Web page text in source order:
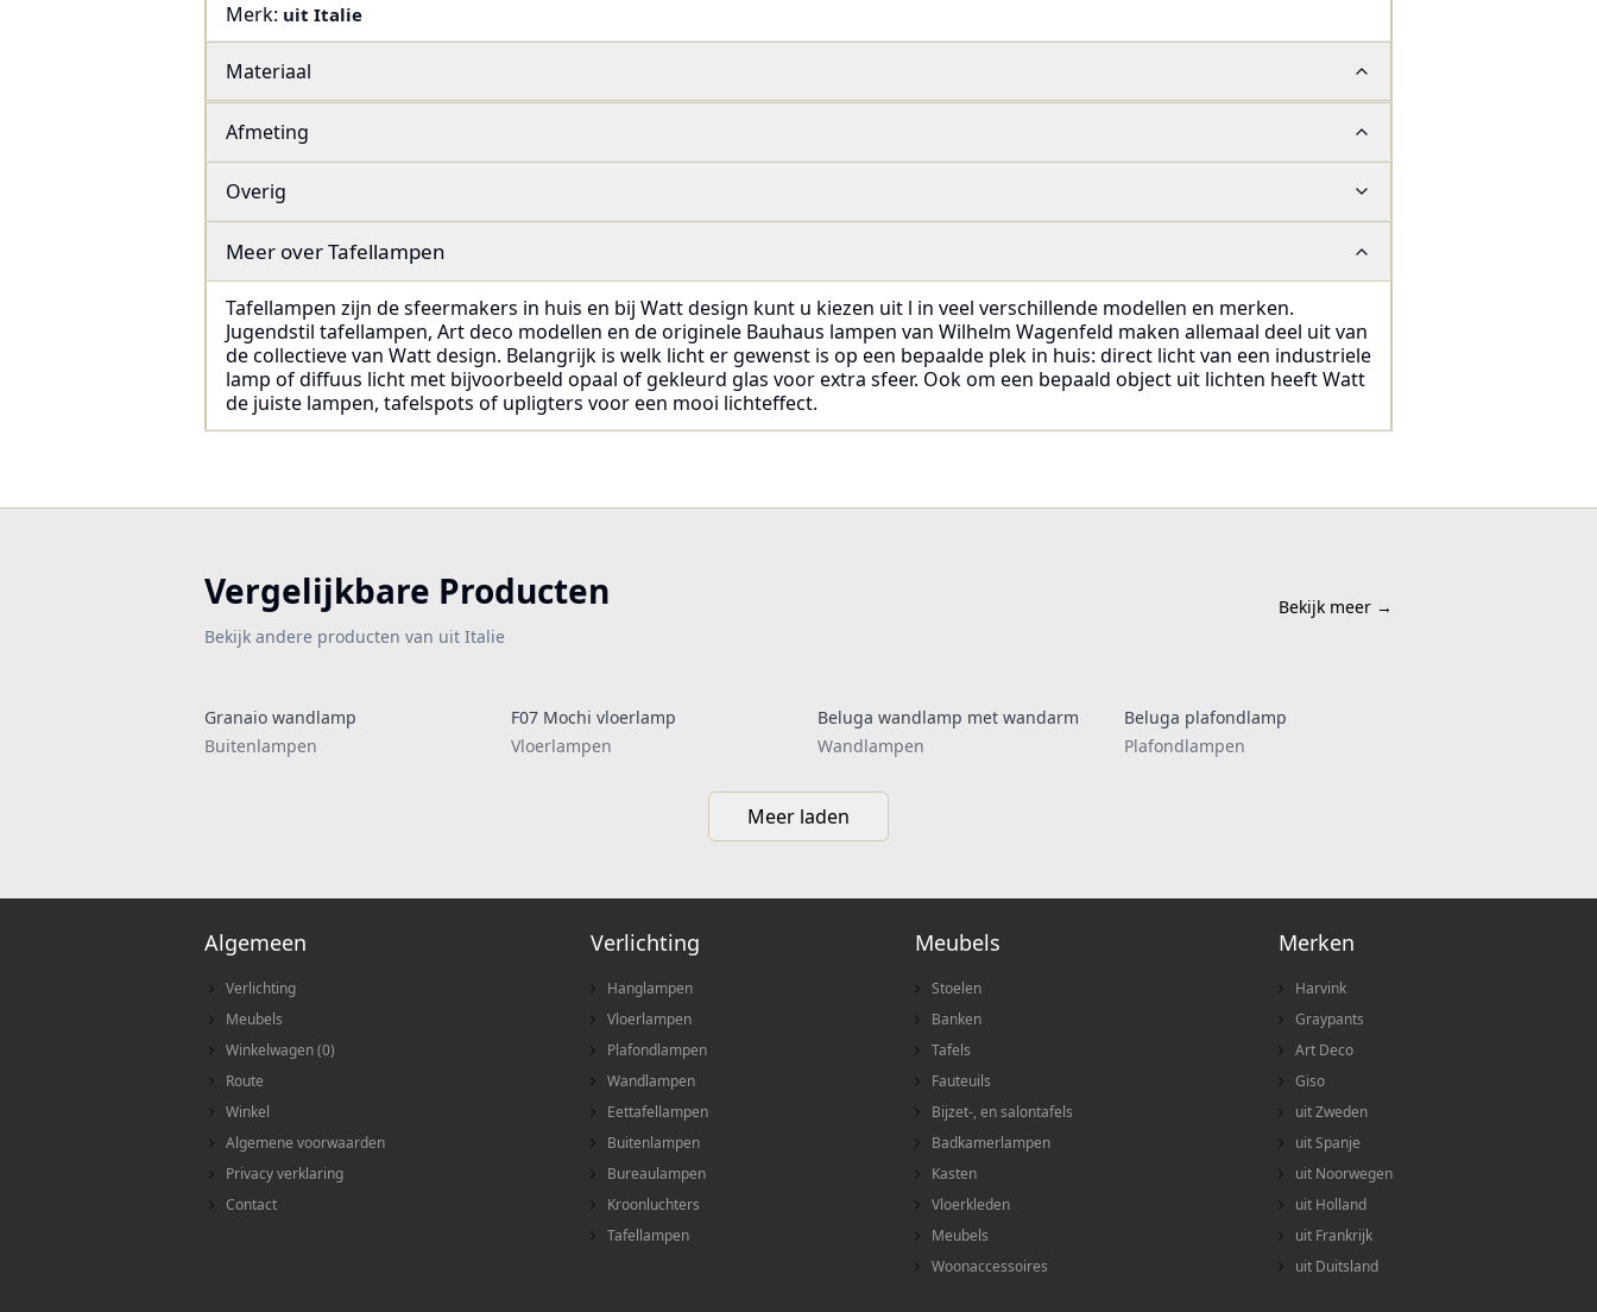
Merk: uit Italie
Materiaal
Afmeting
Overig
Meer overTafellampen
Tafellampen zijn de sfeermakers in huis en bij Watt design kunt u kiezen uit l in veel verschillende modellen en merken.
Jugendstil tafellampen, Art deco modellen en de originele Bauhaus lampen van Wilhelm Wagenfeld maken allemaal deel uit van
de collectieve van Watt design. Belangrijk is welk licht er gewenst is op een bepaalde plek in huis: direct licht van een industriele
lamp of diffuus licht met bijvoorbeeld opaal of gekleurd glas voor extra sfeer. Ook om een bepaald object uit lichten heeft Watt
de juiste lampen, tafelspots of upligters voor een mooi lichteffect.
Vergelijkbare Producten
Bekijk andere producten van uit Italie
Bekijk meer →
Granaio wandlamp
Buitenlampen
F07 Mochi vloerlamp
Vloerlampen
Beluga wandlamp met wandarm
Wandlampen
Beluga plafondlamp
Plafondlampen
Meer laden
Algemeen
Verlichting
Meubels
Winkelwagen(0)
Route
Winkel
Algemene voorwaarden
Privacy verklaring
Contact
Verlichting
Hanglampen
Vloerlampen
Plafondlampen
Wandlampen
Eettafellampen
Buitenlampen
Bureaulampen
Kroonluchters
Tafellampen
Meubels
Stoelen
Banken
Tafels
Fauteuils
Bijzet-, en salontafels
Badkamerlampen
Kasten
Vloerkleden
Meubels
Woonaccessoires
Merken
Harvink
Graypants
Art Deco
Giso
uit Zweden
uit Spanje
uit Noorwegen
uit Holland
uit Frankrijk
uit Duitsland